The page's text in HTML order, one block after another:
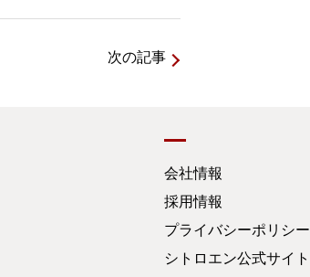
次の記事
会社情報
採用情報
プライバシーポリシー
シトロエン公式サイト